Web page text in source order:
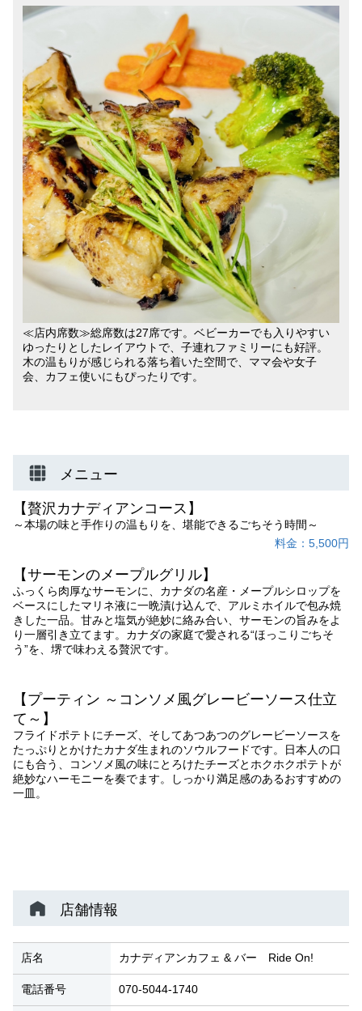
≪店内席数≫総席数は27席です。ベビーカーでも入りやすい
ゆったりとしたレイアウトで、子連れファミリーにも好評。
木の温もりが感じられる落ち着いた空間で、ママ会や女子
会、カフェ使いにもぴったりです。
メニュー
【贅沢カナディアンコース】
～本場の味と手作りの温もりを、堪能できるごちそう時間～
料金：5,500円
【サーモンのメープルグリル】
ふっくら肉厚なサーモンに、カナダの名産・メープルシロップを
ベースにしたマリネ液に一晩漬け込んで、アルミホイルで包み焼
きした一品。甘みと塩気が絶妙に絡み合い、サーモンの旨みをよ
り一層引き立てます。カナダの家庭で愛される“ほっこりごちそ
う”を、堺で味わえる贅沢です。
【プーティン ～コンソメ風グレービーソース仕立
て～】
フライドポテトにチーズ、そしてあつあつのグレービーソースを
たっぷりとかけたカナダ生まれのソウルフードです。日本人の口
にも合う、コンソメ風の味にとろけたチーズとホクホクポテトが
絶妙なハーモニーを奏でます。しっかり満足感のあるおすすめの
一皿。
店舗情報
店名 カナディアンカフェ & バー Ride On!
電話番号 070-5044-1740